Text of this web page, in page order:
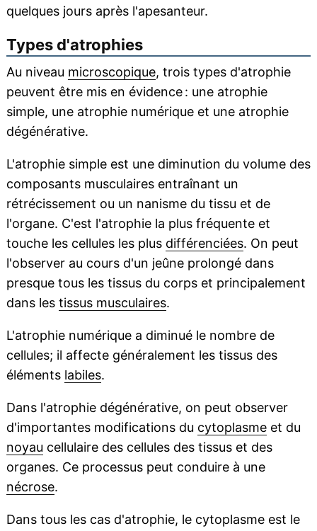
quelques jours après l'apesanteur.
Types d'atrophies
Au niveau microscopique, trois types d'atrophie
peuvent être mis en évidence : une atrophie
simple, une atrophie numérique et une atrophie
dégénérative.
L'atrophie simple est une diminution du volume des
composants musculaires entraînant un
rétrécissement ou un nanisme du tissu et de
l'organe. C'est l'atrophie la plus fréquente et
touche les cellules les plus différenciées. On peut
l'observer au cours d'un jeûne prolongé dans
presque tous les tissus du corps et principalement
dans les tissus musculaires.
L'atrophie numérique a diminué le nombre de
cellules; il affecte généralement les tissus des
éléments labiles.
Dans l'atrophie dégénérative, on peut observer
d'importantes modifications du cytoplasmeet du
noyau cellulaire des cellules des tissus et des
organes. Ce processus peut conduire à une
nécrose.
Dans tous les cas d'atrophie, le cytoplasme est le